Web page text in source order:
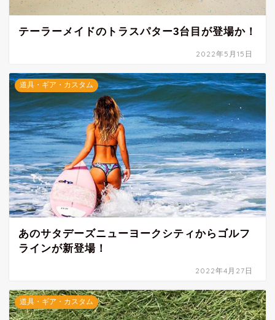
テーラーメイドのトラスパター3台目が登場か！
2022年5月15日
道具・ギア・カスタム
あのサタデーズニューヨークシティからゴルフ
ラインが新登場！
2022年4月27日
道具・ギア・カスタム